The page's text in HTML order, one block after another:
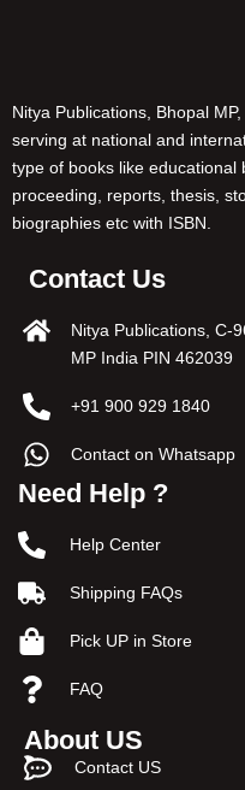
Nitya Publications, Bhopal
serving at national and
type of books like
proceeding, reports, thesis,
biographies etc with ISBN.
Contact Us
Nitya Publications, C-
MP India PIN 462039
+91 900 929 1840
Contact on Whatsapp
Need Help ?
Help Center
Shipping FAQs
Pick UP in Store
FAQ
About US
Contact US